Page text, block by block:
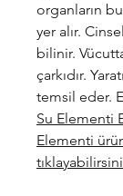
organların
yer alır.
bilinir.
çarkıdır.
temsil eder.
Su Elementi
Elementi